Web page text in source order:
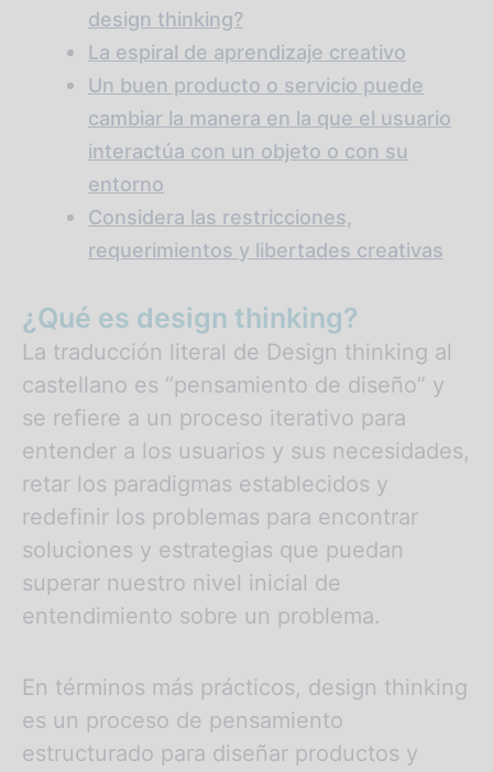
design thinking?
La espiral de aprendizaje creativo
Un buen producto o servicio puede
cambiar la manera en la que el usuario
interactúa con un objeto o con su
entorno
Considera las restricciones,
requerimientos y libertades creativas
¿Qué es design thinking?
La traducción literal de Design thinking al
castellano es “pensamiento de diseño” y
se refiere a un proceso iterativo para
entender a los usuarios y sus necesidades,
retar los paradigmas establecidos y
redefinir los problemas para encontrar
soluciones y estrategias que puedan
superar nuestro nivel inicial de
entendimiento sobre un problema.
En términos más prácticos, design thinking
es un proceso de pensamiento
estructurado para diseñar productos y